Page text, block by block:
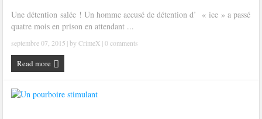
Une détention salée ! Un homme accusé de détention d’ « ice » a passé
quatre mois en prison en attendant ...
septembre 07, 2015 | byCrimeX |0 comments
Read more